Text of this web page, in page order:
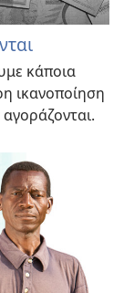
κάποια
ικανοποίηση
αγοράζονται.